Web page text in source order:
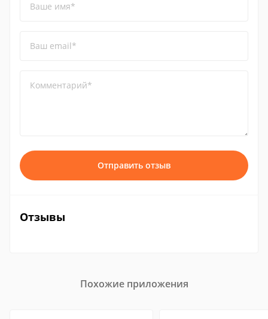
Ваше имя*
Ваш email*
Комментарий*
Отправить отзыв
Отзывы
Похожие приложения